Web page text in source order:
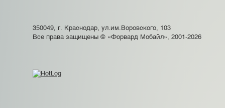
350049, г. Краснодар, ул.им.Воровского, 103
Все права защищены © «Форвард Мобайл», 2001-2026